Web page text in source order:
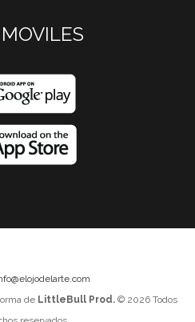
de LittleBull Prod.© 2026 Todos